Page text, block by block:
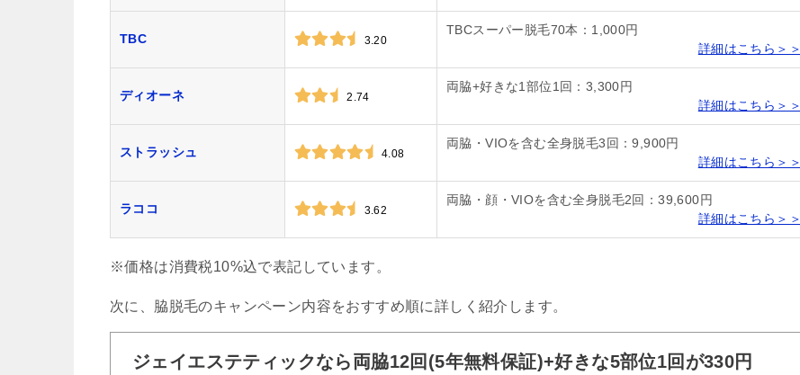
TBC 3.20
TBCスーパー脱毛70本：1,000円
詳細はこちら＞＞
ディオーネ 2.74
両脇+好きな1部位1回：3,300円
詳細はこちら＞＞
ストラッシュ 4.08
両脇・VIOを含む全身脱毛3回：9,900円
詳細はこちら＞＞
ラココ 3.62
両脇・顔・VIOを含む全身脱毛2回：39,600円
詳細はこちら＞＞
※価格は消費税10%込で表記しています。
次に、脇脱毛のキャンペーン内容をおすすめ順に詳しく紹介します。
ジェイエステティックなら両脇12回(5年無料保証)+好きな5部位1回が330円